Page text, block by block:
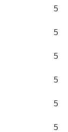
5
5
5
5
5
5